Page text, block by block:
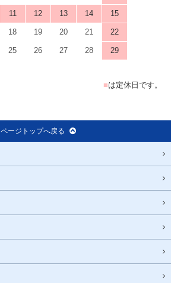
11 12 13 14 15
18 19 20 21 22
25 26 27 28 29
■は定休日です。
ページトップへ戻る